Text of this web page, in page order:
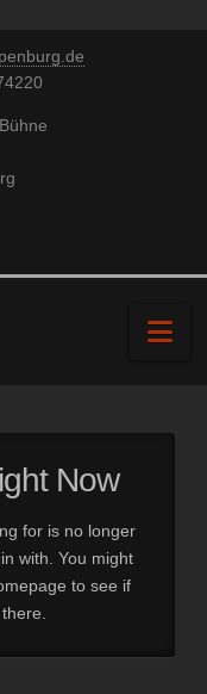
Now
for is no longer
with. You might
to see if